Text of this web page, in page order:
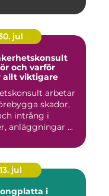
jul
allt viktigare
arbetar
skador,
intrång i
anläggningar ...
13. jul
i